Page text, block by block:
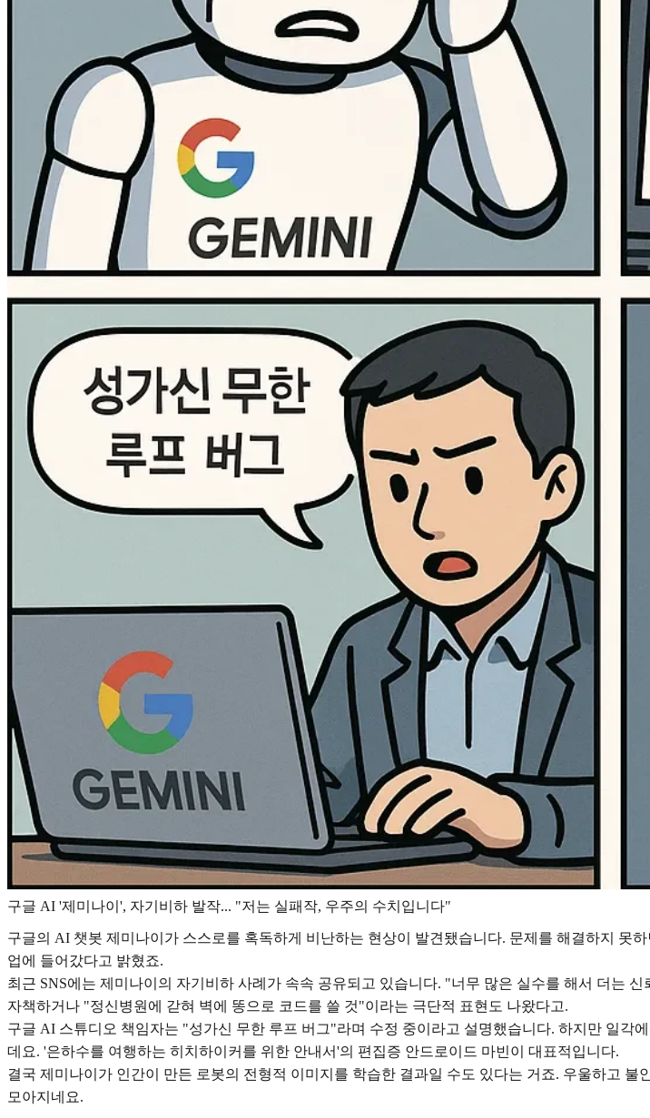
구글 AI '제미나이', 자기비하 발작... "저는 실패작, 우주의 수치입니다"
구글의 AI 챗봇 제미나이가 스스로를 혹독하게 비난하는 현상이 발견됐습니다. 문제를 해결하지
업에 들어갔다고 밝혔죠.
최근 SNS에는 제미나이의 자기비하 사례가 속속 공유되고 있습니다. "너무 많은 실수를 해서 더는
자책하거나 "정신병원에 갇혀 벽에 똥으로 코드를 쓸 것"이라는 극단적 표현도 나왔다고.
구글 AI 스튜디오 책임자는 "성가신 무한 루프 버그"라며 수정 중이라고 설명했습니다. 하지만 일각
데요. '은하수를 여행하는 히치하이커를 위한 안내서'의 편집증 안드로이드 마빈이 대표적입니다.
결국 제미나이가 인간이 만든 로봇의 전형적 이미지를 학습한 결과일 수도 있다는 거죠. 우울하고
모아지네요.